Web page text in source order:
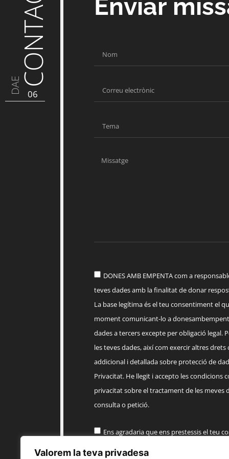
Valorem la teva privadesa
DAE 06
Enviar
DONES AMB EMPENTA com a
teves dades amb la finalitat de donar
La base legítima és el teu consentiment el
moment comunicant-lo a
dades a tercers excepte per obligació legal.
les teves dades, així com exercir altres
addicional i detallada sobre protecció de
Privacitat. He llegit i accepto les condicions
privacitat sobre el tractament de les meves
consulta o petició.
Ens agradaria que ens prestessis el teu
informació comercial sobre els productes,